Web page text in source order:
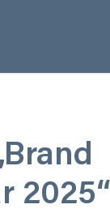
2025“